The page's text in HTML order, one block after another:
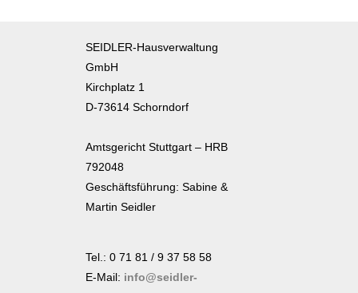
SEIDLER-Hausverwaltung
GmbH
Kirchplatz 1
D-73614 Schorndorf
Amtsgericht Stuttgart – HRB
792048
Geschäftsführung: Sabine &
Martin Seidler
Tel.: 0 71 81 / 9 37 58 58
E-Mail: info@seidler-